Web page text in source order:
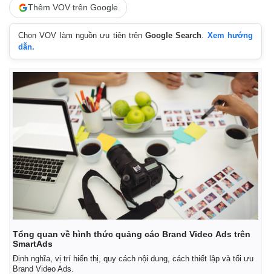
Khởi nghiệp
Chứng khoán
Thêm VOV trên Google
Chọn VOV làm nguồn ưu tiên trênGoogle Search. Xem hướng
dẫn.
Tổng quan về hình thức quảng cáo Brand Video Ads trên
SmartAds
Định nghĩa, vị trí hiển thị, quy cách nội dung, cách thiết lập và tối ưu
Brand Video Ads.